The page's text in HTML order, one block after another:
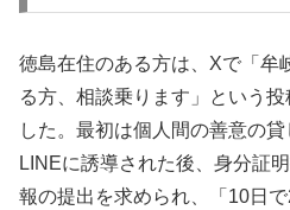
徳島在住のある方は、Xで「牟
る方、相談乗ります」という
した。最初は個人間の善意の貸
LINEに誘導された後、身分証
報の提出を求められ、「10日